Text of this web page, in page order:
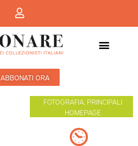
ABBONATI ORA
FOTOGRAFIA, PRINCIPALI
HOMEPAGE